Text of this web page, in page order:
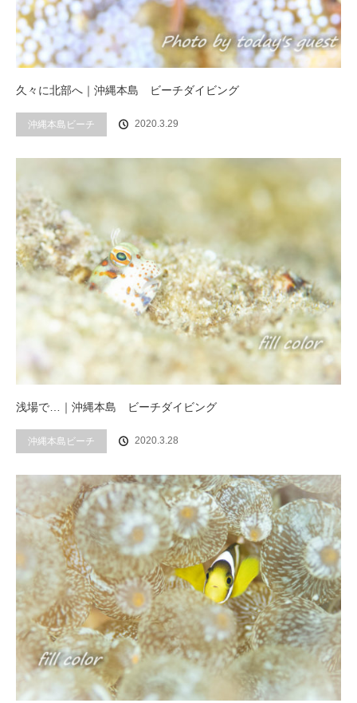
久々に北部へ｜沖縄本島 ビーチダイビング
沖縄本島ビーチ 2020.3.29
浅場で…｜沖縄本島 ビーチダイビング
沖縄本島ビーチ 2020.3.28